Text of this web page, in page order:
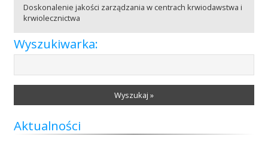
Praca
Kontakt
Doskonalenie jakości zarządzania w centrach krwiodawstwa i
krwiolecznictwa
Wyszukiwarka:
Wyszukaj »
Aktualności